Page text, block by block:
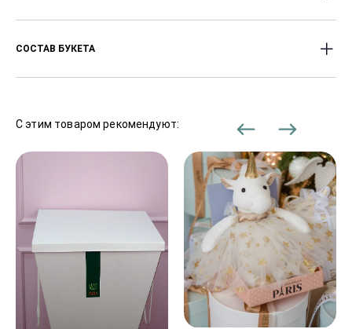
Доставляем цветы с 9:00 до 22:00 часов.
отдалённые районы — в зависимости от дальности.
В праздничные дни сроки доставки могут
СОСТАВ БУКЕТА
С этим товаром рекомендуют: